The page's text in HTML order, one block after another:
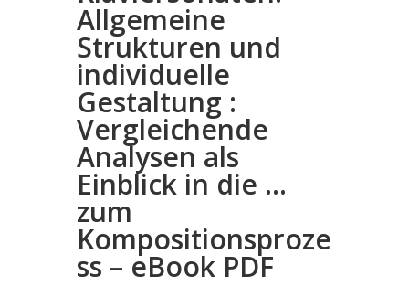
Allgemeine
Strukturen und
individuelle
Gestaltung :
Vergleichende
Analysen als
Einblick in die …
zum
Kompositionsproze
ss – eBook PDF